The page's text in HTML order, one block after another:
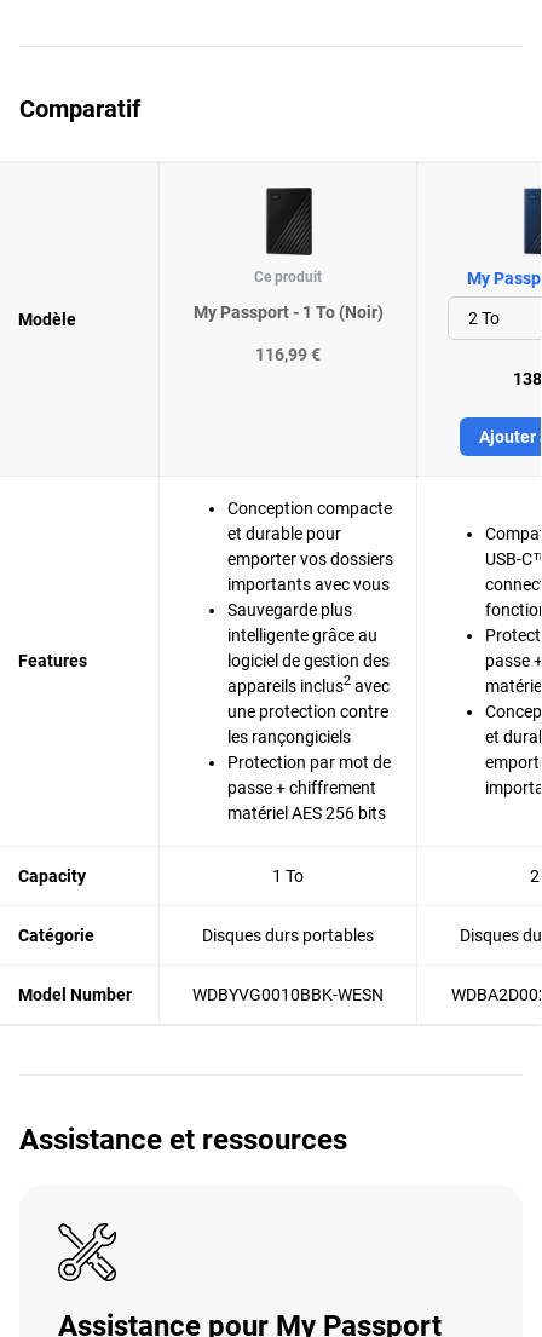
Comparatif
Modèle
Ce produit
My Passport - 1 To (Noir)
116,99 €
My
Ajouter
Features
Conception compacte
et durable pour
emporter vos dossiers
importants avec vous
Sauvegarde plus
intelligente grâce au
logiciel de gestion des
appareils inclus2 avec
une protection contre
les rançongiciels
Protection par mot de
passe + chiffrement
matériel AES 256 bits
USB-
passe
et
Capacity 1 To 2
Catégorie Disques durs portables Disques
Model Number WDBYVG0010BBK-WESN
Assistance et ressources
Assistance pour My Passport